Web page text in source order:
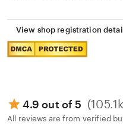
View shop registration
4.9 out of 5
All reviews are from verified